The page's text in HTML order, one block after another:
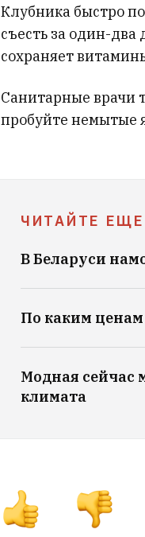
Клубника быстро
съесть за один-
сохраняет
Санитарные врачи
пробуйте немытые
ЧИТАЙТЕ ЕЩЕ
В Беларуси
По каким
Модная сейчас
климата